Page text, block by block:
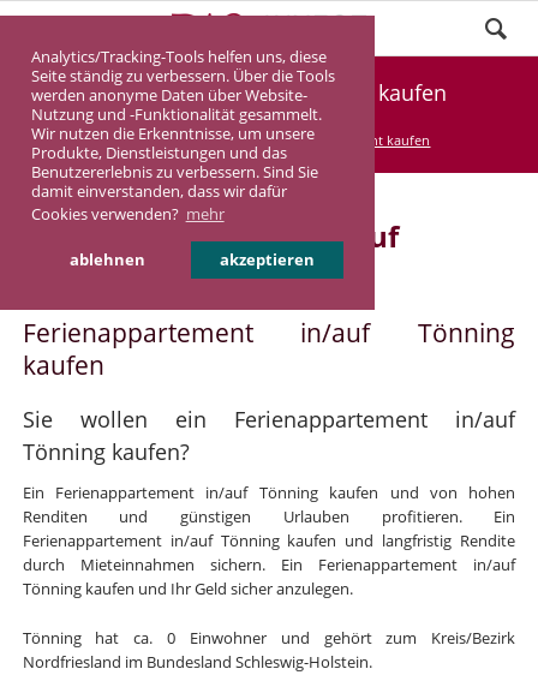
Analytics/Tracking-Tools helfen uns, diese
Seite ständig zu verbessern. Über die Tools
werden anonyme Daten über Website-
Nutzung und -Funktionalität gesammelt.
Wir nutzen die Erkenntnisse, um unsere
Produkte, Dienstleistungen und das
Benutzererlebnis zu verbessern. Sind Sie
damit einverstanden, dass wir dafür
Cookies verwenden? mehr
ablehnen akzeptieren
Ferienappartement Tönning kaufen
DASINVEST Service Ferienappartement kaufen
Ferienappartement in/auf
Tönning
Ferienappartement in/auf Tönning
kaufen
Sie wollen ein Ferienappartement in/auf
Tönning kaufen?
Ein Ferienappartement in/auf Tönning kaufen und von hohen
Renditen und günstigen Urlauben profitieren. Ein
Ferienappartement in/auf Tönning kaufen und langfristig Rendite
durch Mieteinnahmen sichern. Ein Ferienappartement in/auf
Tönning kaufen und Ihr Geld sicher anzulegen.
Tönning hat ca. 0 Einwohner und gehört zum Kreis/Bezirk
Nordfriesland im Bundesland Schleswig-Holstein.